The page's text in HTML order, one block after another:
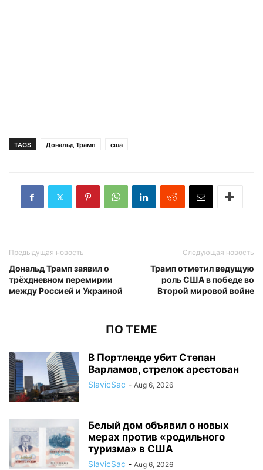
TAGS Дональд Трамп сша
Предыдущая новость
Дональд Трамп заявил о
трёхдневном перемирии
между Россией и Украиной
Следующая новость
Трамп отметил ведущую
роль США в победе во
Второй мировой войне
ПО ТЕМЕ
В Портленде убит Степан
Варламов, стрелок арестован
SlavicSac - Aug 6, 2026
Белый дом объявил о новых
мерах против «родильного
туризма» в США
SlavicSac - Aug 6, 2026